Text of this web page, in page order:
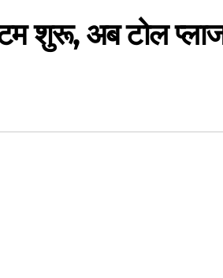
शुरू, अब टोल